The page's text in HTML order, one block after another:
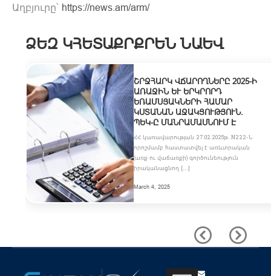
Աղբյուրը՝ https://news.am/arm/
ՁԵԶ ԿՀԵՏԱՔՐՔՐԵՆ ՆԱԵՎ
ՇՐՋՀԱՐԿ ՎՃԱՐՈՂՆԵՐԸ 2025-Ի
ԱՌԱՋԻՆ ԵՒ ԵՐԿՐՈՐԴ Ե
ՌԱՄՍՅԱԿՆԵՐԻ ՀԱՄԱՐ Կ
ՍՏԱՆԱՆ ԱՋԱԿՑՈՒԹՅՈՒՆ. Պ
ԵԿ-Ը ՄԱՆՐԱՄԱՍՆՈՒՄ Է
ՀՀ կառավարության 27.02.2025թ. N222-Ն
որոշմամբ հաստատվել է առևտրական
(առք ու վաճառքի) գործունեություն
իրականացնող […]
March 4, 2025